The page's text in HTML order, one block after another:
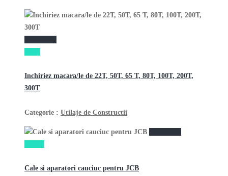
Inchiriez macara/le de 22T, 50T, 65 T, 80T, 100T, 200T,
300T
Categorie : Utilaje de Constructii
Cale si aparatori cauciuc pentru JCB